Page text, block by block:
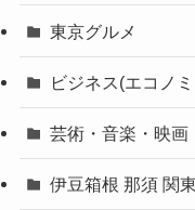
東京グルメ
ビジネス(エコノ
芸術・音楽・映画
伊豆箱根 那須 関